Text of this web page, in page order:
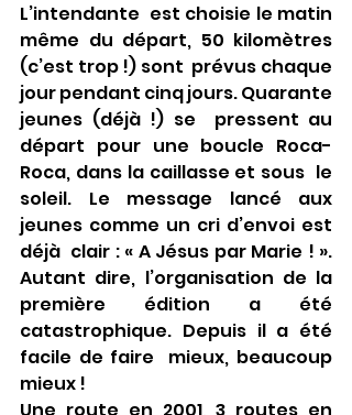
L’intendante  est choisie le matin
même du départ, 50 kilomètres
(c’est trop !) sont  prévus chaque
jour pendant cinq jours. Quarante
jeunes (déjà !) se  pressent au
départ pour une boucle Roca-
Roca, dans la caillasse et sous  le
soleil. Le message lancé aux
jeunes comme un cri d’envoi est
déjà  clair : « A Jésus par Marie ! ».
Autant dire, l’organisation de la
première édition a été
catastrophique. Depuis il a été
facile de faire  mieux, beaucoup
mieux !